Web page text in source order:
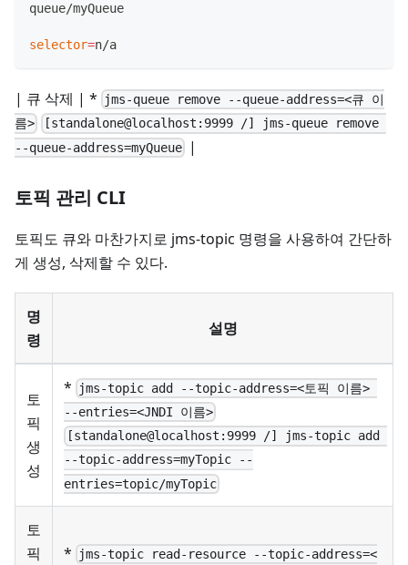
queue/myQueue
selector=n/a
| 큐 삭제 | *
jms-queue remove --queue-address=<큐 이
름>
[standalone@localhost:9999 /] jms-queue remove
--queue-address=myQueue
|
토픽 관리 CLI
토픽도 큐와 마찬가지로 jms-topic 명령을 사용하여 간단하
게 생성, 삭제할 수 있다.
명
령
설명
토
픽
생
성
*
jms-topic add --topic-address=<토픽 이름>
--entries=<JNDI 이름>
[standalone@localhost:9999 /] jms-topic add
--topic-address=myTopic --
entries=topic/myTopic
토
픽
*
jms-topic read-resource --topic-address=<